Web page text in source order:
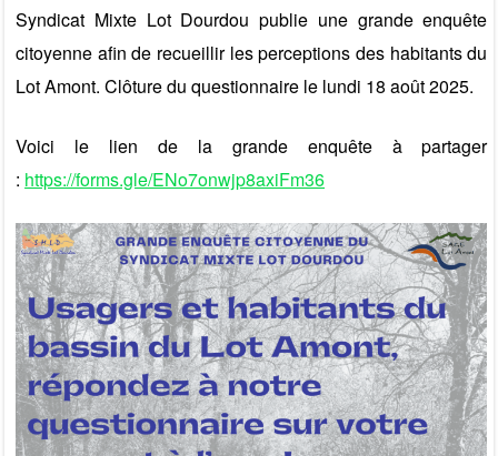
Syndicat Mixte Lot Dourdou publie une grande enquête
citoyenne afin de recueillir les perceptions des habitants du
Lot Amont. Clôture du questionnaire le lundi 18 août 2025.
Voici le lien de la grande enquête à partager
: https://forms.gle/ENo7onwjp8axiFm36